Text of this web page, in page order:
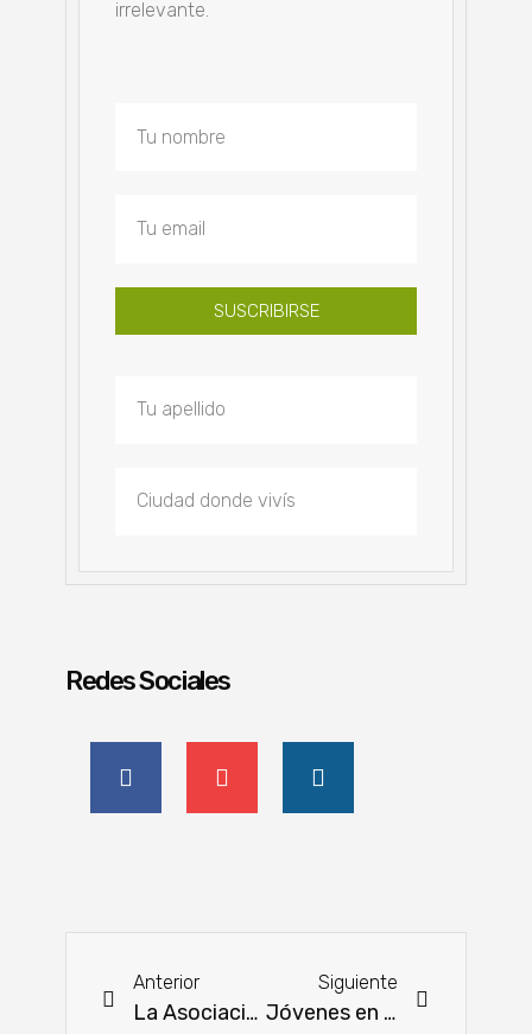
irrelevante.
SUSCRIBIRSE
Redes Sociales
Anterior
La Asociación de Damas Ganaderas del Paraguay nombra a su nueva presidenta
Siguiente
Jóvenes en situación de vulnerabilidad reciben respaldo total para estudiar tecnicaturas